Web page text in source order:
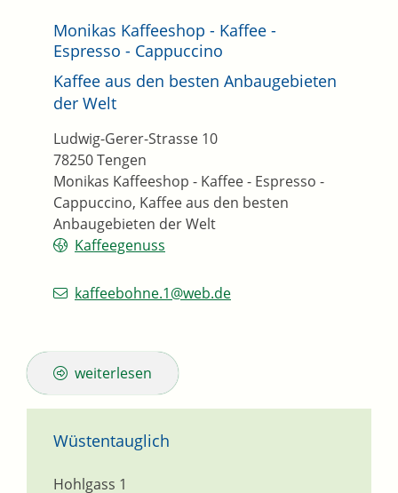
Monikas Kaffeeshop - Kaffee -
Espresso - Cappuccino
Kaffee aus den besten Anbaugebieten
der Welt
Monikas Kaffeeshop - Kaffee - Espresso -
Cappuccino, Kaffee aus den besten
Anbaugebieten der Welt
Ludwig-Gerer-Strasse 10
78250Tengen
Kaffeegenuss
kaffeebohne.1@web.de
weiterlesen
Wüstentauglich
Hohlgass 1